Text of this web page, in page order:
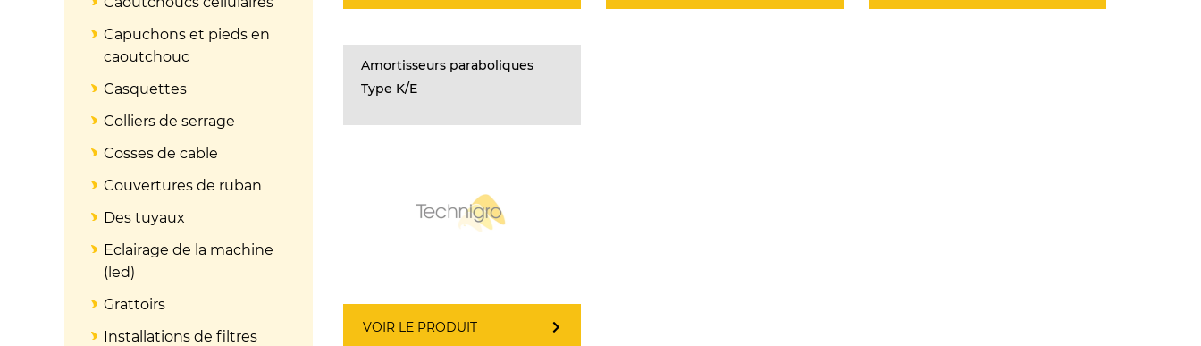
Amortisseurs paraboliques
Type K/E
VOIR LE PRODUIT
Capuchons et pieds en
caoutchouc
Casquettes
Colliers de serrage
Cosses de cable
Couvertures de ruban
Des tuyaux
Eclairage de la machine
(led)
Grattoirs
Installations de filtres